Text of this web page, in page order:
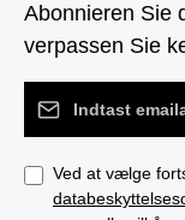
Abonnieren Sie
verpassen Sie
Email adresse*
Ved at vælge